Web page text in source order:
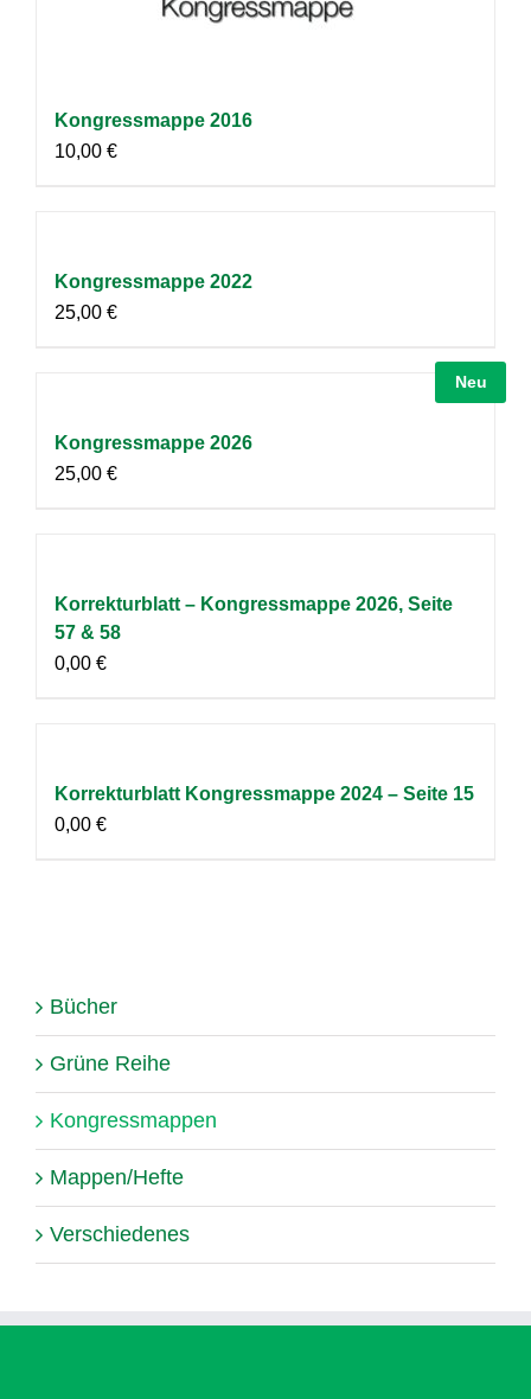
Kongressmappe 2016
10,00 €
Kongressmappe 2022
25,00 €
Neu
Kongressmappe 2026
25,00 €
Korrekturblatt – Kongressmappe 2026, Seite
57 & 58
0,00 €
Korrekturblatt Kongressmappe 2024 – Seite 15
0,00 €
Bücher
Grüne Reihe
Kongressmappen
Mappen/Hefte
Verschiedenes